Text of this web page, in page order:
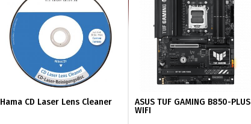
Hama CD Laser Lens Cleaner
ASUS TUF GAMING B850-PLUS
WIFI